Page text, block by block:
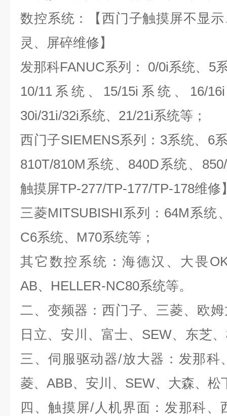
数控系统：【西门子触摸屏不显
灵、屏碎维修】
发那科FANUC系列： 0/0i系统、 5
10/11 系统、 15/15i 系统、 16/16i
30i/31i/32i系统、 21/21i系统等；
西门子SIEMENS系列： 3系统、 6
810T/810M 系统、 840D系统、
触摸屏TP-277/TP-177/TP-178维修
三菱MITSUBISHI系列： 64M系统
C6系统、 M70系统等；
其它数控系统：海德汉、大畏
AB、 HELLER-NC80系统等。
二、变频器：西门子、三菱、欧
日立、安川、富士、 SEW、东芝
三、伺服驱动器/放大器：发那科
菱、 ABB、安川、 SEW、大森、松
四、触摸屏/ 人机界面：发那科、